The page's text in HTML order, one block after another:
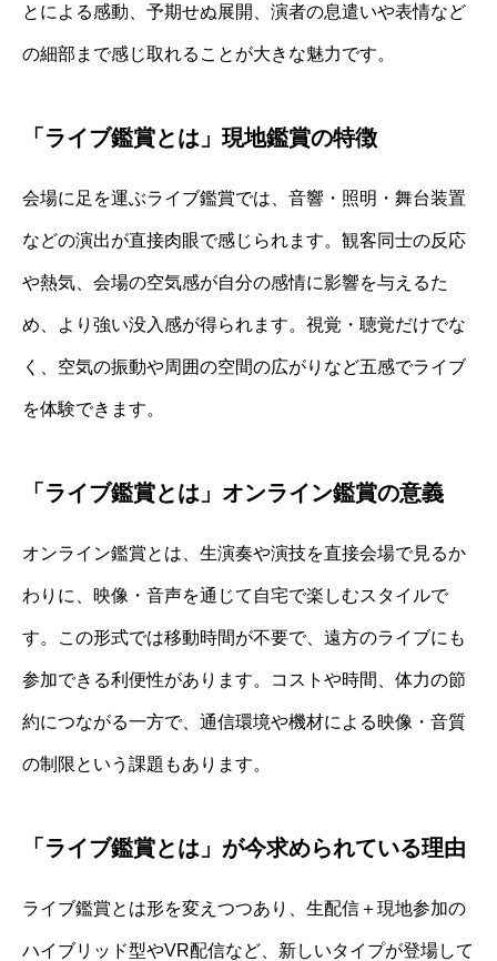
とによる感動、予期せぬ展開、演者の息遣いや表情など
の細部まで感じ取れることが大きな魅力です。
「ライブ鑑賞とは」現地鑑賞の特徴
会場に足を運ぶライブ鑑賞では、音響・照明・舞台装置
などの演出が直接肉眼で感じられます。観客同士の反応
や熱気、会場の空気感が自分の感情に影響を与えるた
め、より強い没入感が得られます。視覚・聴覚だけでな
く、空気の振動や周囲の空間の広がりなど五感でライブ
を体験できます。
「ライブ鑑賞とは」オンライン鑑賞の意義
オンライン鑑賞とは、生演奏や演技を直接会場で見るか
わりに、映像・音声を通じて自宅で楽しむスタイルで
す。この形式では移動時間が不要で、遠方のライブにも
参加できる利便性があります。コストや時間、体力の節
約につながる一方で、通信環境や機材による映像・音質
の制限という課題もあります。
「ライブ鑑賞とは」が今求められている理由
ライブ鑑賞とは形を変えつつあり、生配信＋現地参加の
ハイブリッド型やVR配信など、新しいタイプが登場して